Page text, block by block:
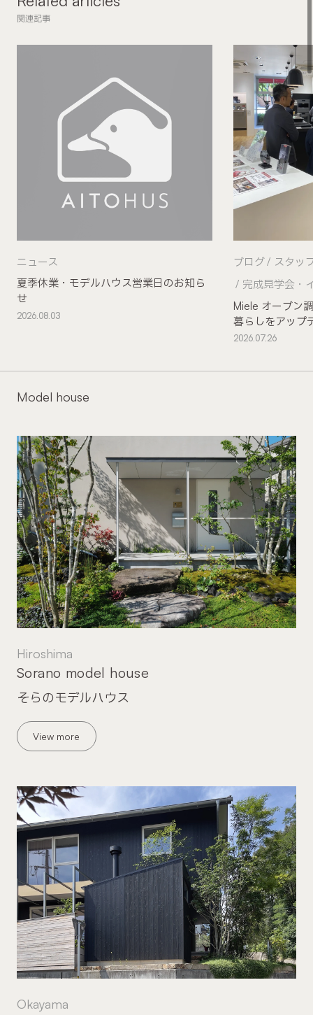
関連記事
夏季休業・モデルハウス営業日のお知ら
せ
ニュース
2026.08.03
Miele オーブン
暮らしをアップ
ブログ
スタッ
完成見学会・
2026.07.26
Model house
Hiroshima
そらのモデルハウス
Sorano model house
View more
Okayama